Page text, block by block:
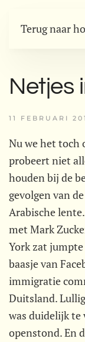
Terug naar
Netjes
11 FEBRUARI
Nu we het toch
probeert niet
houden bij de
gevolgen van
Arabische
met Mark
York zat
baasje van
immigratie
Duitsland.
was duidelijk te
openstond. En